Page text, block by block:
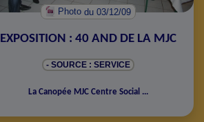
Photodu 03/12/09
EXPOSITION : 40 AND DE LA MJC
- SOURCE : SERVICE
La Canopée MJC Centre Social ...